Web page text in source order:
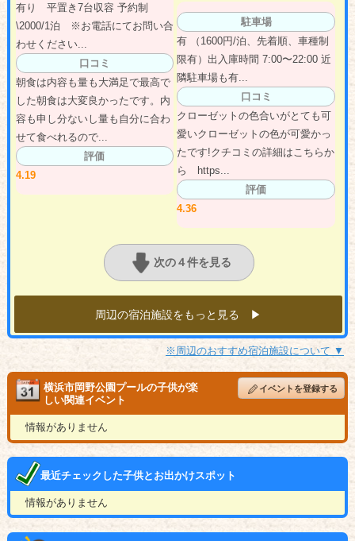
有り 平置き7台収容 予約制
\2000/1泊 ※お電話にてお問い合
わせください...
口コミ
朝食は内容も量も大満足で最高で
した朝食は大変良かったです。内
容も申し分ないし量も自分に合わ
せて食べれるので...
評価
4.19
駐車場
有 （1600円/泊、先着順、車種制
限有）出入庫時間 7:00〜22:00 近
隣駐車場も有...
口コミ
クローゼットの色合いがとても可
愛いクローゼットの色が可愛かっ
たです!クチコミの詳細はこちらか
ら https...
評価
4.36
次の４件を見る
周辺の宿泊施設をもっと見る ▶︎
※周辺のおすすめ宿泊施設について ▼
横浜市岡野公園プールの子供が楽
しい関連イベント
イベントを登録する
情報がありません
最近チェックした子供とお出かけスポット
情報がありません